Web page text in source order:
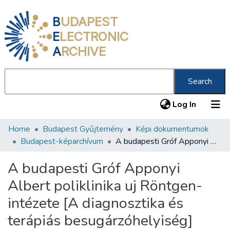
BUDAPEST
ELECTRONIC
ARCHIVE
Search
Log In (current)
Communities & Collections
Statistics
About us
Home Budapest Gyűjtemény
Képi dokumentumok
Budapest-képarchívum
A budapesti Gróf Apponyi Albert poliklinika uj Röntgen-intézete [A diagnosztika és terápiás besugárzóhelyiség]
A budapesti Gróf Apponyi
Albert poliklinika uj Röntgen-
intézete [A diagnosztika és
terápiás besugárzóhelyiség]